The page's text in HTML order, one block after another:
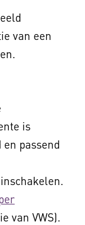
van een
is
passend
van VWS).